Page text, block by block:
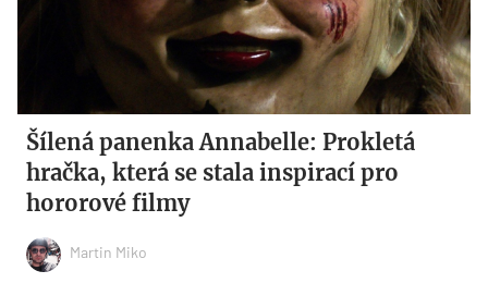
Šílená panenka Annabelle: Prokletá
hračka, která se stala inspirací pro
hororové filmy
Martin Miko